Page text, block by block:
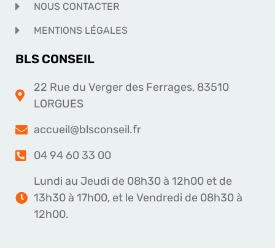
NOUS CONTACTER
MENTIONS LÉGALES
BLS CONSEIL
22 Rue du Verger des Ferrages, 83510
LORGUES
accueil@blsconseil.fr
04 94 60 33 00
Lundi au Jeudi de 08h30 à 12h00 et de
13h30 à 17h00, et le Vendredi de 08h30 à
12h00.